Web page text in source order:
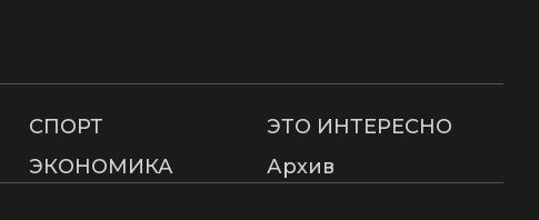
СПОРТ
ЭТО ИНТЕРЕСНО
ЭКОНОМИКА Архив